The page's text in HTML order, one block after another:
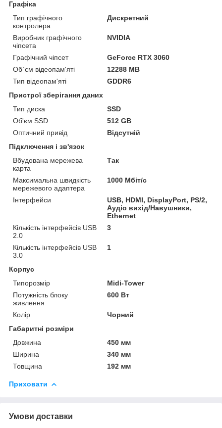
Графіка
Тип графічного
контролера
Дискретний
Виробник графічного
чіпсета
NVIDIA
Графічний чіпсет
GeForce RTX 3060
Об`єм відеопам'яті
12288 MB
Тип відеопам'яті
GDDR6
Пристрої зберігання даних
Тип диска
SSD
Об'єм SSD
512 GB
Оптичний привід
Відсутній
Підключення і зв'язок
Вбудована мережева
карта
Так
Максимальна швидкість
мережевого адаптера
1000 Мбіт/с
Інтерфейси
USB, HDMI, DisplayPort, PS/2,
Аудіо вихід/Навушники,
Ethernet
Кількість інтерфейсів USB
2.0
3
Кількість інтерфейсів USB
3.0
1
Корпус
Типорозмір
Midi-Tower
Потужність блоку
живлення
600 Вт
Колір
Чорний
Габаритні розміри
Довжина
450 мм
Ширина
340 мм
Товщина
192 мм
Приховати
Умови доставки